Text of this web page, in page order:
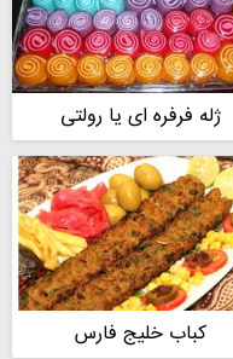
ژله فرفره ای یا رولتی
کباب خلیج فارس